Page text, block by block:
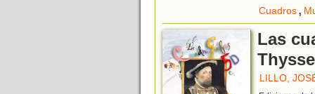
Cuadros,
Las
LILLO,